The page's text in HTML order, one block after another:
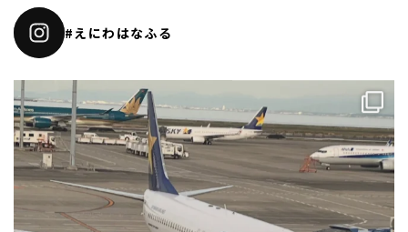
#えにわはなふる
2026.8.9
#道の駅
#花ロードえにわ
8 0